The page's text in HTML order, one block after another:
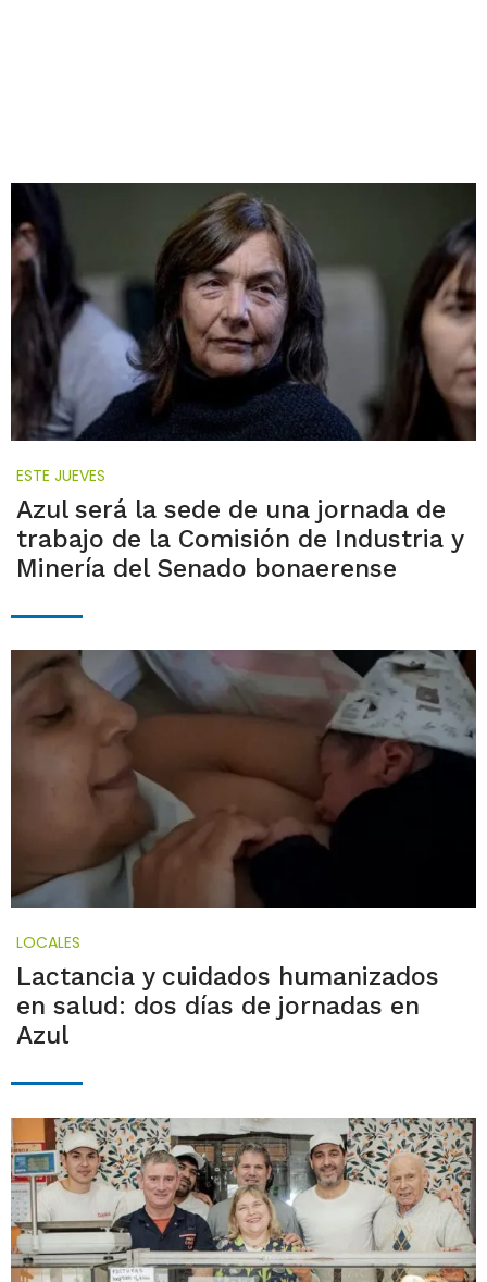
ESTE JUEVES
Azul será la sede de una jornada de
trabajo de la Comisión de Industria y
Minería del Senado bonaerense
LOCALES
Lactancia y cuidados humanizados
en salud: dos días de jornadas en
Azul